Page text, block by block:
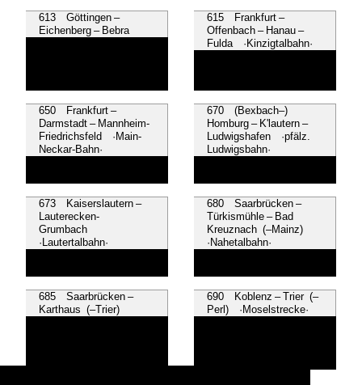
613 Göttingen –
Eichenberg – Bebra
615 Frankfurt –
Offenbach – Hanau –
Fulda ·Kinzigtalbahn·
650 Frankfurt –
Darmstadt – Mannheim-
Friedrichsfeld ·Main-
Neckar-Bahn·
670 (Bexbach–)
Homburg – K'lautern –
Ludwigshafen ·pfälz.
Ludwigsbahn·
673 Kaiserslautern –
Lauterecken-
Grumbach
·Lautertalbahn·
680 Saarbrücken –
Türkismühle – Bad
Kreuznach (–Mainz)
·Nahetalbahn·
685 Saarbrücken –
Karthaus (–Trier)
690 Koblenz – Trier (–
Perl) ·Moselstrecke·